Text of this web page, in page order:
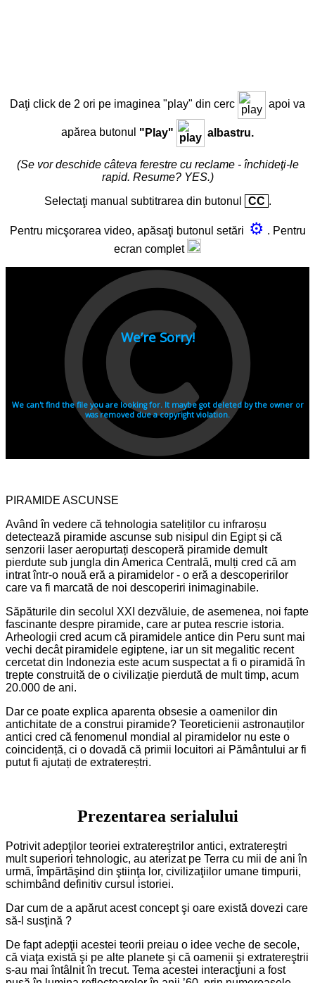
Daţi click de 2 ori pe imaginea "play" din cerc apoi va
apărea butonul "Play" albastru.
(Se vor deschide câteva ferestre cu reclame - închideţi-le
rapid. Resume? YES.)
Selectaţi manual subtitrarea din butonul
CC .
Pentru micşorarea video, apăsaţi butonul setări ⚙ . Pentru
ecran complet
PIRAMIDE ASCUNSE
Având în vedere că tehnologia sateliților cu infraroșu
detectează piramide ascunse sub nisipul din Egipt și că
senzorii laser aeropurtați descoperă piramide demult
pierdute sub jungla din America Centrală, mulți cred că am
intrat într-o nouă eră a piramidelor - o eră a descoperirilor
care va fi marcată de noi descoperiri inimaginabile.
Săpăturile din secolul XXI dezvăluie, de asemenea, noi fapte
fascinante despre piramide, care ar putea rescrie istoria.
Arheologii cred acum că piramidele antice din Peru sunt mai
vechi decât piramidele egiptene, iar un sit megalitic recent
cercetat din Indonezia este acum suspectat a fi o piramidă în
trepte construită de o civilizație pierdută de mult timp, acum
20.000 de ani.
Dar ce poate explica aparenta obsesie a oamenilor din
antichitate de a construi piramide? Teoreticienii astronauților
antici cred că fenomenul mondial al piramidelor nu este o
coincidență, ci o dovadă că primii locuitori ai Pământului ar fi
putut fi ajutați de extratereștri.
Prezentarea serialului
Potrivit adepţilor teoriei extratereştrilor antici, extratereştri
mult superiori tehnologic, au aterizat pe Terra cu mii de ani în
urmă, împărtăşind din ştiinţa lor, civilizaţiilor umane timpurii,
schimbând definitiv cursul istoriei.
Dar cum de a apărut acest concept şi oare există dovezi care
să-l susţină ?
De fapt adepţii acestei teorii preiau o idee veche de secole,
că viaţa există şi pe alte planete şi că oamenii şi extratereştrii
s-au mai întâlnit în trecut. Tema acestei interacţiuni a fost